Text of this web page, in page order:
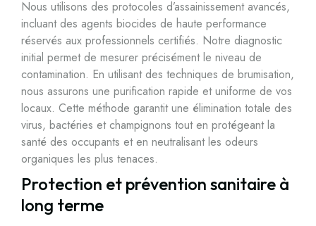
Nous utilisons des protocoles d’assainissement avancés,
incluant des agents biocides de haute performance
réservés aux professionnels certifiés. Notre diagnostic
initial permet de mesurer précisément le niveau de
contamination. En utilisant des techniques de brumisation,
nous assurons une purification rapide et uniforme de vos
locaux. Cette méthode garantit une élimination totale des
virus, bactéries et champignons tout en protégeant la
santé des occupants et en neutralisant les odeurs
organiques les plus tenaces.
Protection et prévention sanitaire à
long terme